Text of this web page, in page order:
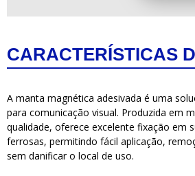
CARACTERÍSTICAS
A manta magnética adesivada é uma
para comunicação visual. Produzida em
qualidade, oferece excelente fixação em
ferrosas, permitindo fácil aplicação,
sem danificar o local de uso.